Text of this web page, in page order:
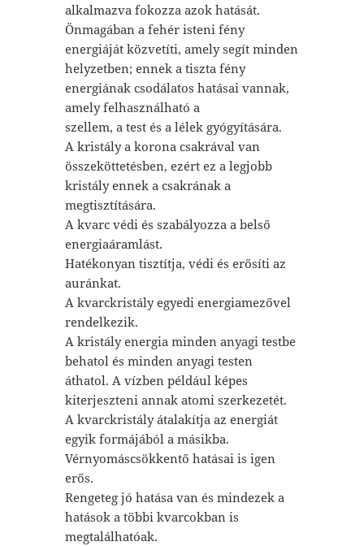
alkalmazva fokozza azok hatását.
Önmagában a fehér isteni fény
energiáját közvetíti, amely segít minden
helyzetben; ennek a tiszta fény
energiának csodálatos hatásai vannak,
amely felhasználható a
szellem, a test és a lélek gyógyítására.
A kristály a korona csakrával van
összeköttetésben, ezért ez a legjobb
kristály ennek a csakrának a
megtisztítására.
A kvarc védi és szabályozza a belső
energiaáramlást.
Hatékonyan tisztítja, védi és erősíti az
auránkat.
A kvarckristály egyedi energiamezővel
rendelkezik.
A kristály energia minden anyagi testbe
behatol és minden anyagi testen
áthatol. A vízben például képes
kiterjeszteni annak atomi szerkezetét.
A kvarckristály átalakítja az energiát
egyik formájából a másikba.
Vérnyomáscsökkentő hatásai is igen
erős.
Rengeteg jó hatása van és mindezek a
hatások a többi kvarcokban is
megtalálhatóak.